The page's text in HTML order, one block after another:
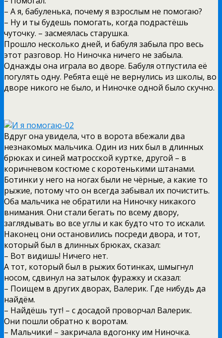
– А я, бабуленька, почему я взрослым не помогаю?
– Ну и ты будешь помогать, когда подрастёшь
чуточку. – засмеялась старушка.
Прошло несколько дней, и бабуля забыла про весь
этот разговор. Но Ниночка ничего не забыла.
Однажды она играла во дворе. Бабуля отпустила её
погулять одну. Ребята ещё не вернулись из школы, во
дворе никого не было, и Ниночке одной было скучно.
Вдруг она увидела, что в ворота вбежали два
незнакомых мальчика. Один из них был в длинных
брюках и синей матросской куртке, другой – в
коричневом костюме с коротенькими штанами.
Ботинки у него на ногах были не чёрные, а какие то
рыжие, потому что он всегда забывал их почистить.
Оба мальчика не обратили на Ниночку никакого
внимания. Они стали бегать по всему двору,
заглядывать во все углы и как будто что то искали.
Наконец они остановились посреди двора, и тот,
который был в длинных брюках, сказал:
– Вот видишь! Ничего нет.
А тот, который был в рыжих ботинках, шмыгнул
носом, сдвинул на затылок фуражку и сказал:
– Поищем в других дворах, Валерик. Где нибудь да
найдём.
– Найдёшь тут! – с досадой проворчал Валерик.
Они пошли обратно к воротам.
– Мальчики! – закричала вдогонку им Ниночка.